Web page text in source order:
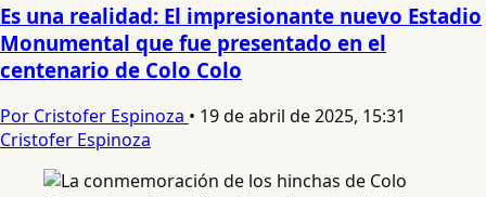
Es una realidad: El impresionante nuevo Estadio
Monumental que fue presentado en el
centenario de Colo Colo
Por Cristofer Espinoza • 19 de abril de 2025, 15:31
Cristofer Espinoza